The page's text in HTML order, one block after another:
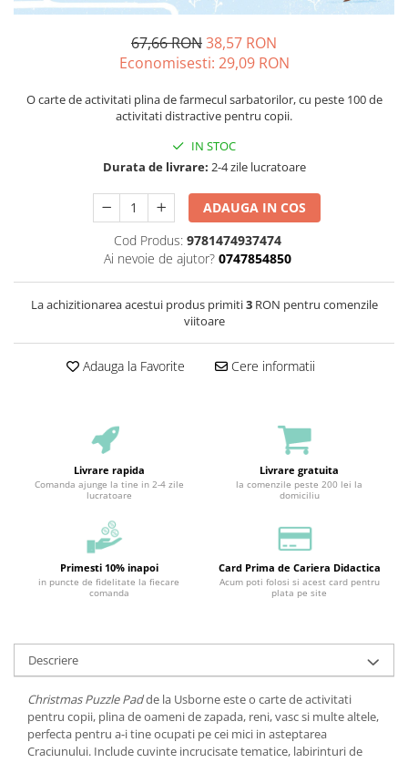
67,66 RON38,57 RON
Economisesti: 29,09 RON
O carte de activitati plina de farmecul sarbatorilor, cu peste 100 de
activitati distractive pentru copii.
IN STOC
Durata de livrare: 2-4 zile lucratoare
ADAUGA IN COS
Cod Produs: 9781474937474
Ai nevoie de ajutor? 0747854850
La achizitionarea acestui produs primiti3RON pentru comenzile
viitoare
Adauga la Favorite Cere informatii
Livrare rapida
Comanda ajunge la tine in 2-4 zile
lucratoare
Livrare gratuita
la comenzile peste 200 lei la
domiciliu
Primesti 10% inapoi
in puncte de fidelitate la fiecare
comanda
Card Prima de Cariera Didactica
Acum poti folosi si acest card pentru
plata pe site
Descriere
Christmas Puzzle Padde la Usborne este o carte de activitati
pentru copii, plina de oameni de zapada, reni, vasc si multe altele,
perfecta pentru a-i tine ocupati pe cei mici in asteptarea
Craciunului. Include cuvinte incrucisate tematice, labirinturi de